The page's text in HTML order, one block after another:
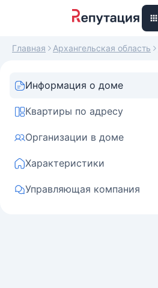
Главная Архангельская область
Информация о доме
Квартиры по адресу
Организации в доме
Характеристики
Управляющая компания